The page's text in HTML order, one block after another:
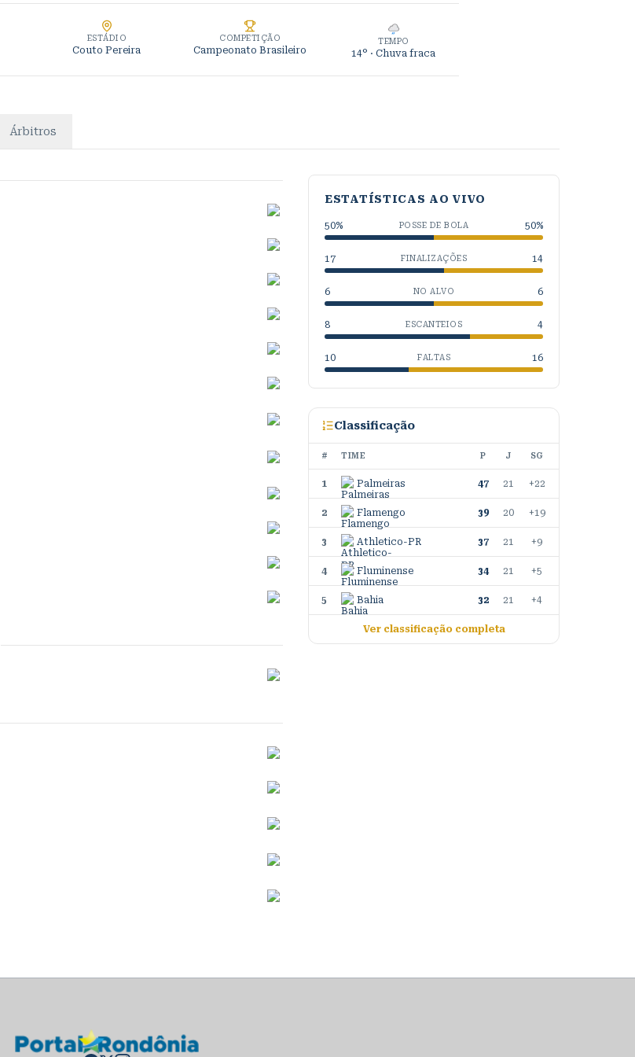
ESTÁDIO
Couto Pereira
COMPETIÇÃO
Campeonato Brasileiro
TEMPO
14° · Chuva fraca
Árbitros
ESTATÍSTICAS AO VIVO
50% POSSE DE BOLA 50%
17 FINALIZAÇÕES 14
6 NO ALVO 6
8 ESCANTEIOS 4
10 FALTAS 16
Classificação
# TIME P J SG
1 Palmeiras 47 21 +22
2 Flamengo 39 20 +19
3 Athletico-PR 37 21 +9
4 Fluminense 34 21 +5
5 Bahia 32 21 +4
Ver classificação completa